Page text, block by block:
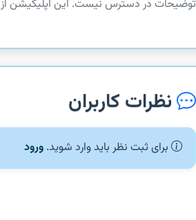
توضیحات در دسترس نیست. این اپلیکیشن از com.rovio.angrybirdsmatch دریافت شده است.
نظرات کاربران
برای ثبت نظر باید وارد شوید. ورود